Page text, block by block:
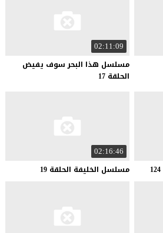
02:11:09
مسلسل هذا البحر سوف يفيض
الحلقة 17
124
02:16:46
مسلسل الخليفة الحلقة 19